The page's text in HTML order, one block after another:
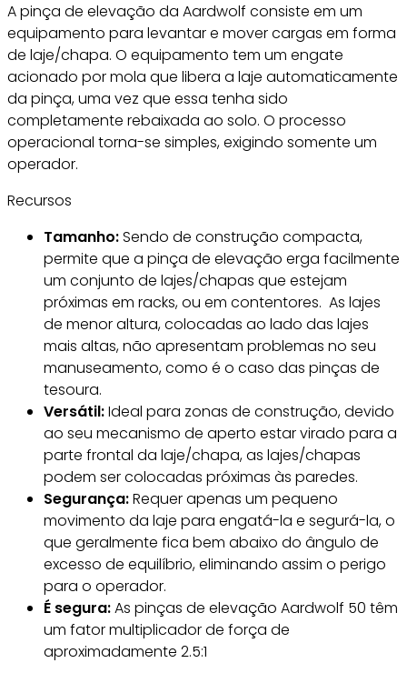
A pinça de elevação da Aardwolf consiste em um
equipamento para levantar e mover cargas em forma
de laje/chapa. O equipamento tem um engate
acionado por mola que libera a laje automaticamente
da pinça, uma vez que essa tenha sido
completamente rebaixada ao solo. O processo
operacional torna-se simples, exigindo somente um
operador.
Recursos
Tamanho:Sendo de construção compacta,
permite que a pinça de elevação erga facilmente
um conjunto de lajes/chapas que estejam
próximas em racks, ou em contentores. As lajes
de menor altura, colocadas ao lado das lajes
mais altas, não apresentam problemas no seu
manuseamento, como é o caso das pinças de
tesoura.
Versátil:Ideal para zonas de construção, devido
ao seu mecanismo de aperto estar virado para a
parte frontal da laje/chapa, as lajes/chapas
podem ser colocadas próximas às paredes.
Segurança:Requer apenas um pequeno
movimento da laje para engatá-la e segurá-la, o
que geralmente fica bem abaixo do ângulo de
excesso de equilíbrio, eliminando assim o perigo
para o operador.
É segura:As pinças de elevação Aardwolf 50 têm
um fator multiplicador de força de
aproximadamente 2.5:1